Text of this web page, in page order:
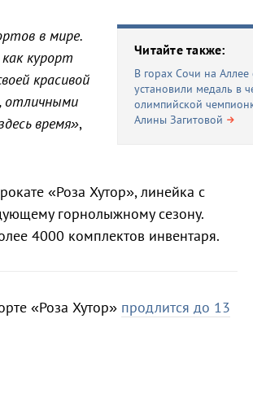
Читайте также:
В горах Сочи на Аллее
установили медаль в
олимпийской
Алины Загитовой
в мире.
курорт
красивой
отличными
время»,
«Роза Хутор», линейка с
горнолыжному сезону.
4000 комплектов инвентаря.
«Роза Хутор» продлится до 13